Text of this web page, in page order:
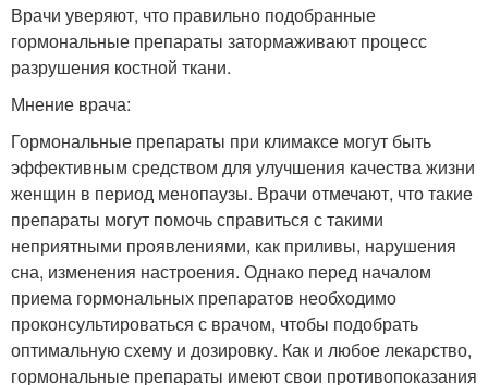
Врачи уверяют, что правильно подобранные
гормональные препараты затормаживают процесс
разрушения костной ткани.
Мнение врача:
Гормональные препараты при климаксе могут быть
эффективным средством для улучшения качества жизни
женщин в период менопаузы. Врачи отмечают, что такие
препараты могут помочь справиться с такими
неприятными проявлениями, как приливы, нарушения
сна, изменения настроения. Однако перед началом
приема гормональных препаратов необходимо
проконсультироваться с врачом, чтобы подобрать
оптимальную схему и дозировку. Как и любое лекарство,
гормональные препараты имеют свои противопоказания